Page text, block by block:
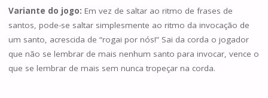
Variante do jogo: Em vez de saltar ao ritmo de frases de
santos, pode-se saltar simplesmente ao ritmo da invocação de
um santo, acrescida de “rogai por nós!” Sai da corda o jogador
que não se lembrar de mais nenhum santo para invocar, vence o
que se lembrar de mais sem nunca tropeçar na corda.